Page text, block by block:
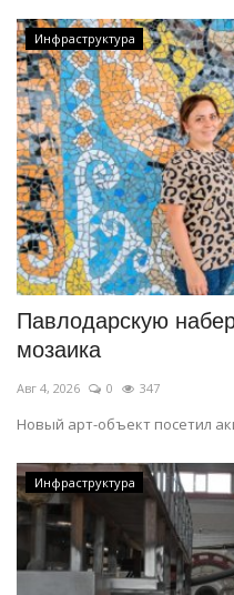
Инфраструктура
Павлодарскую
мозаика
Авг 4, 2026 0 347
Новый арт-объект посетил
Инфраструктура